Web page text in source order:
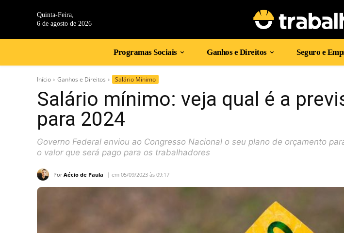
Quinta-Feira,
6 de agosto de 2026
Programas Sociais Ganhos e Direitos Seguro e
Início Ganhos e Direitos Salário Mínimo
Salário mínimo: veja qual é a
para 2024
Governo Federal enviou ao Congresso Nacional o seu plano de orçamento
o valor que será pago para os trabalhadores
Por Aécio de Paula em 05/09/2023 às 09:17